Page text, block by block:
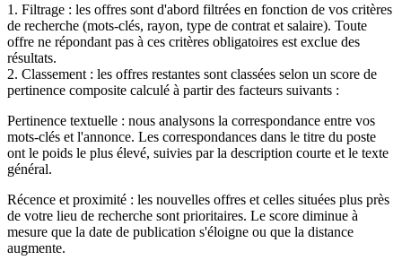
1. Filtrage : les offres sont d'abord filtrées en fonction de vos critères
de recherche (mots-clés, rayon, type de contrat et salaire). Toute
offre ne répondant pas à ces critères obligatoires est exclue des
résultats.
2. Classement : les offres restantes sont classées selon un score de
pertinence composite calculé à partir des facteurs suivants :
Pertinence textuelle : nous analysons la correspondance entre vos
mots-clés et l'annonce. Les correspondances dans le titre du poste
ont le poids le plus élevé, suivies par la description courte et le texte
général.
Récence et proximité : les nouvelles offres et celles situées plus près
de votre lieu de recherche sont prioritaires. Le score diminue à
mesure que la date de publication s'éloigne ou que la distance
augmente.